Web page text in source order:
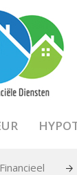
Financieel